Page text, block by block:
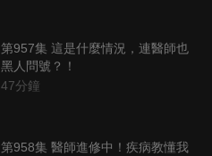
第957集 這是什麼情況，連醫師也
黑人問號？！
47分鐘
第958集 醫師進修中！疾病教懂我